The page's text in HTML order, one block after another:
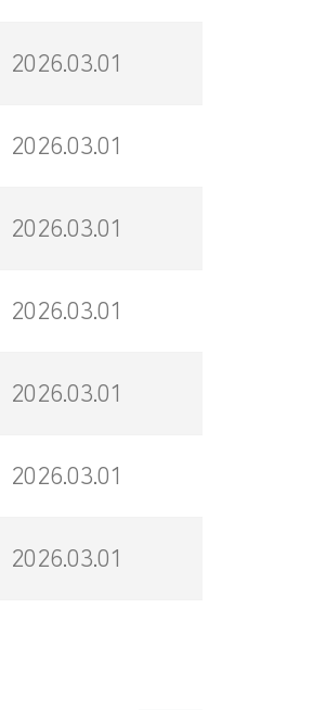
2026.03.01
2026.03.01
2026.03.01
2026.03.01
2026.03.01
2026.03.01
2026.03.01